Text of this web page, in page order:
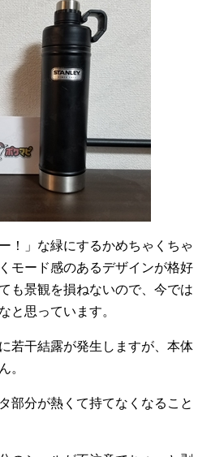
！」な緑にするかめちゃくちゃ
モード感のあるデザインが格好
も景観を損ねないので、今では
と思っています。
若干結露が発生しますが、本体
。
部分が熱くて持てなくなること